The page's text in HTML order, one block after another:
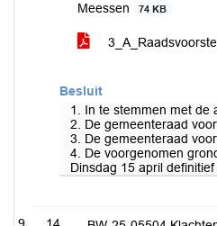
Meessen
74 KB
Besluit
1. In te stemmen met de
2. De gemeenteraad
3. De gemeenteraad
4. De voorgenomen
Dinsdag 15 april definitief